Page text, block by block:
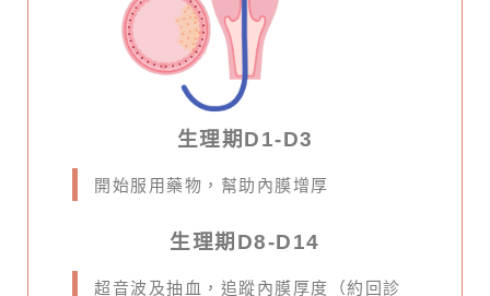
生理期D1-D3
開始服用藥物，幫助內膜增厚
生理期D8-D14
超音波及抽血，追蹤內膜厚度（約回診